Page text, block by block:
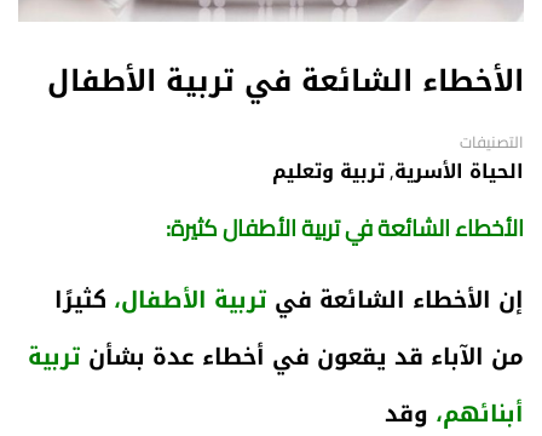
الأخطاء الشائعة في تربية الأطفال
التصنيفات
الحياة الأسرية,تربية وتعليم
الأخطاء الشائعة في تربية الأطفال كثيرة:
إن الأخطاء الشائعة في تربية الأطفال، كثيرًا
من الآباء قد يقعون في أخطاء عدة بشأن تربية
أبنائهم، وقد